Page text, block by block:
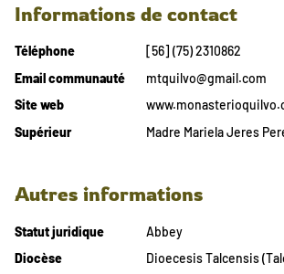
Informations de contact
Téléphone
[56] (75) 2310862
Email communauté
mtquilvo@gmail.com
Site web
Supérieur
Madre Mariela Jeres
Autres informations
Statut juridique
Abbey
Diocèse
Dioecesis Talcensis